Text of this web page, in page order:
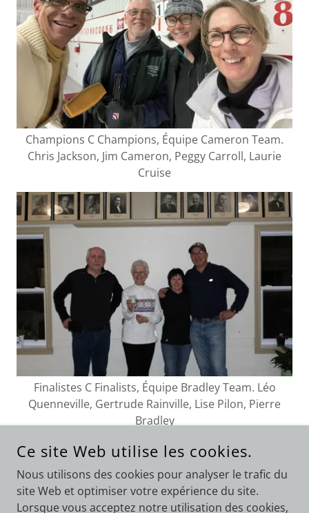
Champions C Champions, Équipe Cameron Team.
Chris Jackson, Jim Cameron, Peggy Carroll, Laurie
Cruise
Finalistes C Finalists, Équipe Bradley Team. Léo
Quenneville, Gertrude Rainville, Lise Pilon, Pierre
Bradley
COPYRIGHT © 2021 CLUB RECREATION LACHUTE - TOUS
DROITS RÉSERVÉS
Ce site Web utilise les cookies.
Nous utilisons des cookies pour analyser le trafic du
site Web et optimiser votre expérience du site.
Lorsque vous acceptez notre utilisation des cookies,